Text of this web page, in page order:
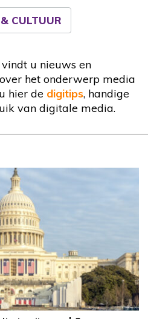
CULTUUR
u nieuws en
het onderwerp media
hier de digitips, handige
van digitale media.